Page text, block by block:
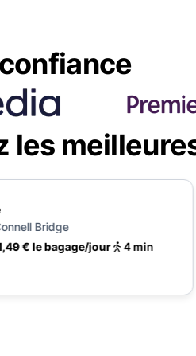
les
Bridge
€ le bagage/jour
4 min